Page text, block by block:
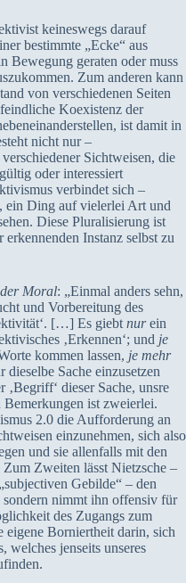
keineswegs darauf
bestimmte „Ecke“ aus
Bewegung geraten oder muss
Zum anderen kann
von verschiedenen Seiten
Koexistenz der
ist damit in
nicht nur –
Sichtweisen, die
oder interessiert
verbindet sich –
ein Ding auf vielerlei Art und
Diese Pluralisierung ist
Instanz selbst zu
Moral: „Einmal anders sehn,
und Vorbereitung des
[…] Es giebt nurein
‚Erkennen‘; und je
kommen lassen, je mehr
Sache einzusetzen
dieser Sache, unsre
Bemerkungen ist zweierlei.
2.0 die Aufforderung an
einzunehmen, sich also
und sie allenfalls mit den
Zweiten lässt Nietzsche –
Gebilde“ – den
nimmt ihn offensiv für
des Zugangs zum
eigene Borniertheit darin, sich
welches jenseits unseres